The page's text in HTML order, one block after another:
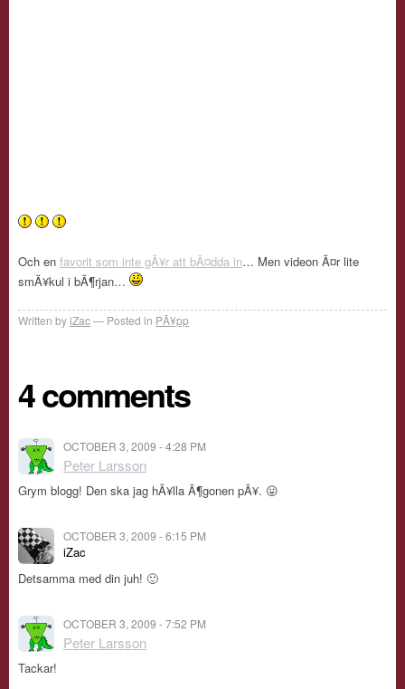
Och en favorit som inte gÃ¥r att bÃ¤dda in… Men videon Ã¤r lite
smÃ¥kul i bÃ¶rjan…
Written byiZac Posted in PÃ¥pp
4 comments
OCTOBER 3, 2009 - 4:28 PM
Peter Larsson
Grym blogg! Den ska jag hÃ¥lla Ã¶gonen pÃ¥. 😛
OCTOBER 3, 2009 - 6:15 PM
iZac
Detsamma med din juh! 🙂
OCTOBER 3, 2009 - 7:52 PM
Peter Larsson
Tackar!